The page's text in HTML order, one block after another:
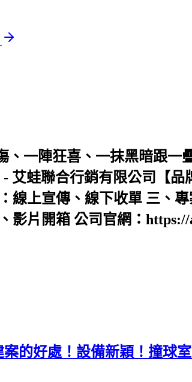
、一陣狂喜、一抹黑暗跟
- 艾蛙聯合行銷有限公司【
線上宣傳、線下收單 三、
影片開箱 公司官網：
案的好處！設備新穎！撞